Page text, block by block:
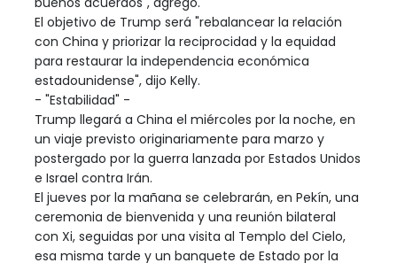
El objetivo de Trump será "rebalancear la relación
con China y priorizar la reciprocidad y la equidad
para restaurar la independencia económica
estadounidense", dijo Kelly.
- "Estabilidad" -
Trump llegará a China el miércoles por la noche, en
un viaje previsto originariamente para marzo y
postergado por la guerra lanzada por Estados Unidos
e Israel contra Irán.
El jueves por la mañana se celebrarán, en Pekín, una
ceremonia de bienvenida y una reunión bilateral
con Xi, seguidas por una visita al Templo del Cielo,
esa misma tarde y un banquete de Estado por la